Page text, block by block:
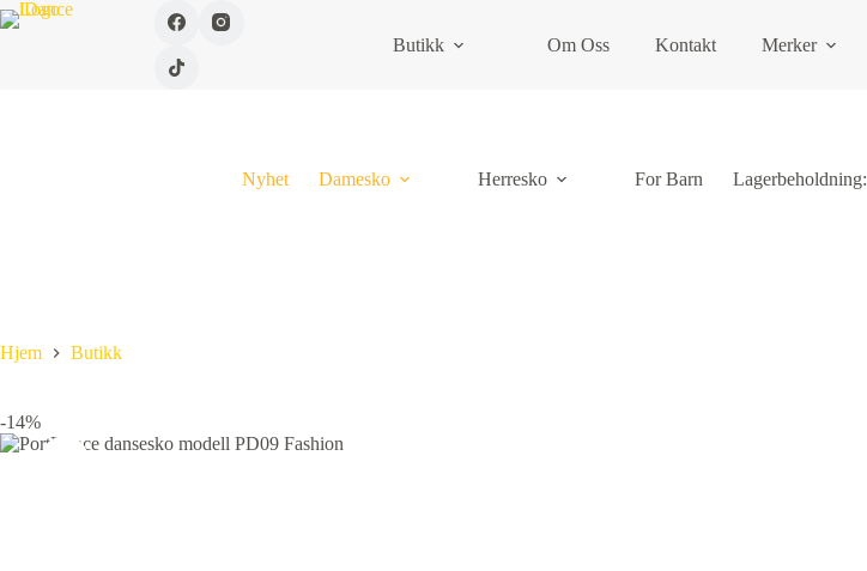
Butikk Om Oss Kontakt Merker
Nyhet Damesko Herresko For Barn Lagerbeholdning:
Hjem Butikk
-14%